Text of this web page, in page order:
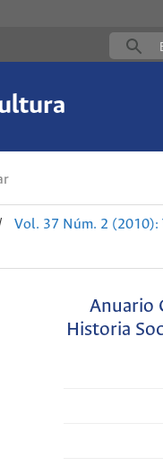
Vol. 37 Núm. 2 (2010):
Anuario
Historia